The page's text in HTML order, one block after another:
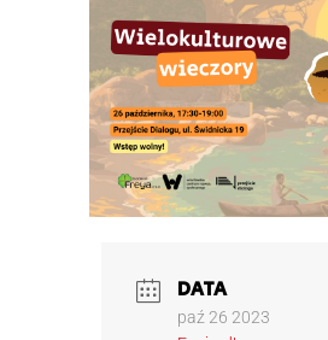
DATA
paź 26 2023